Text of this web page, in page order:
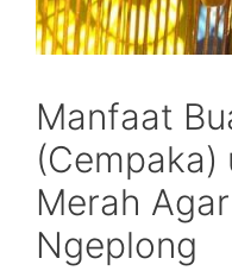
Manfaat
(Cempaka)
Merah
Ngeplong